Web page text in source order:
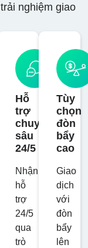
nghiệm giao
Hỗ
trợ
chuyên
sâu
24/5
Nhận
hỗ
trợ
24/5
qua
trò
Tùy
chọn
đòn
bẩy
cao
Giao
dịch
với
đòn
bẩy
lên